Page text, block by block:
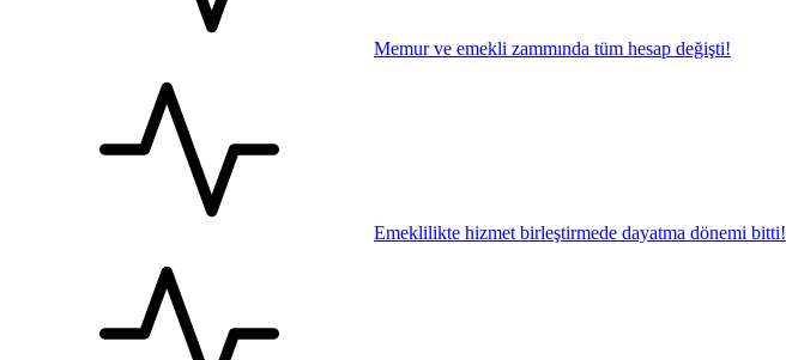
Memur ve emekli zammında tüm hesap değişti!
Emeklilikte hizmet birleştirmede dayatma dönemi bitti!